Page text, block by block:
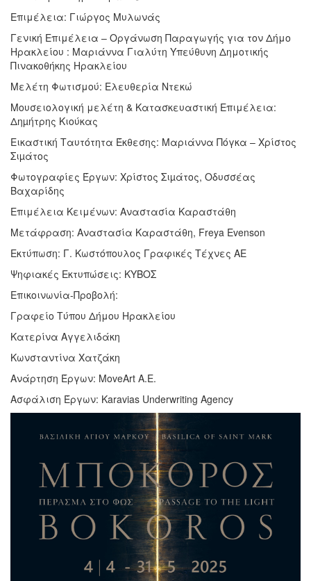
Επιμέλεια: Γιώργος Μυλωνάς
Γενική Επιμέλεια – Οργάνωση Παραγωγής για τον Δήμο
Ηρακλείου : Μαριάννα Γιαλύτη Υπεύθυνη Δημοτικής
Πινακοθήκης Ηρακλείου
Μελέτη Φωτισμού: Ελευθερία Ντεκώ
Μουσειολογική μελέτη & Κατασκευαστική Επιμέλεια:
Δηµήτρης Κιούκας
Εικαστική Ταυτότητα Έκθεσης: Μαριάννα Πόγκα – Xρίστος
Σιµάτος
Φωτογραφίες Έργων: Χρίστος Σιµάτος, Οδυσσέας
Βαχαρίδης
Επιμέλεια Κειμένων: Αναστασία Καραστάθη
Μετάφραση: Αναστασία Καραστάθη, Freya Evenson
Εκτύπωση: Γ. Κωστόπουλος Γραφικές Τέχνες ΑΕ
Ψηφιακές Εκτυπώσεις: ΚΥΒΟΣ
Επικοινωνία-Προβολή:
Γραφείο Τύπου Δήμου Ηρακλείου
Κατερίνα Αγγελιδάκη
Κωνσταντίνα Χατζάκη
Ανάρτηση Έργων: MoveArt A.E.
Ασφάλιση Έργων: Karavias Underwriting Agency